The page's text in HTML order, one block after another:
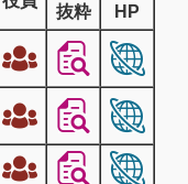
抜粋
HP